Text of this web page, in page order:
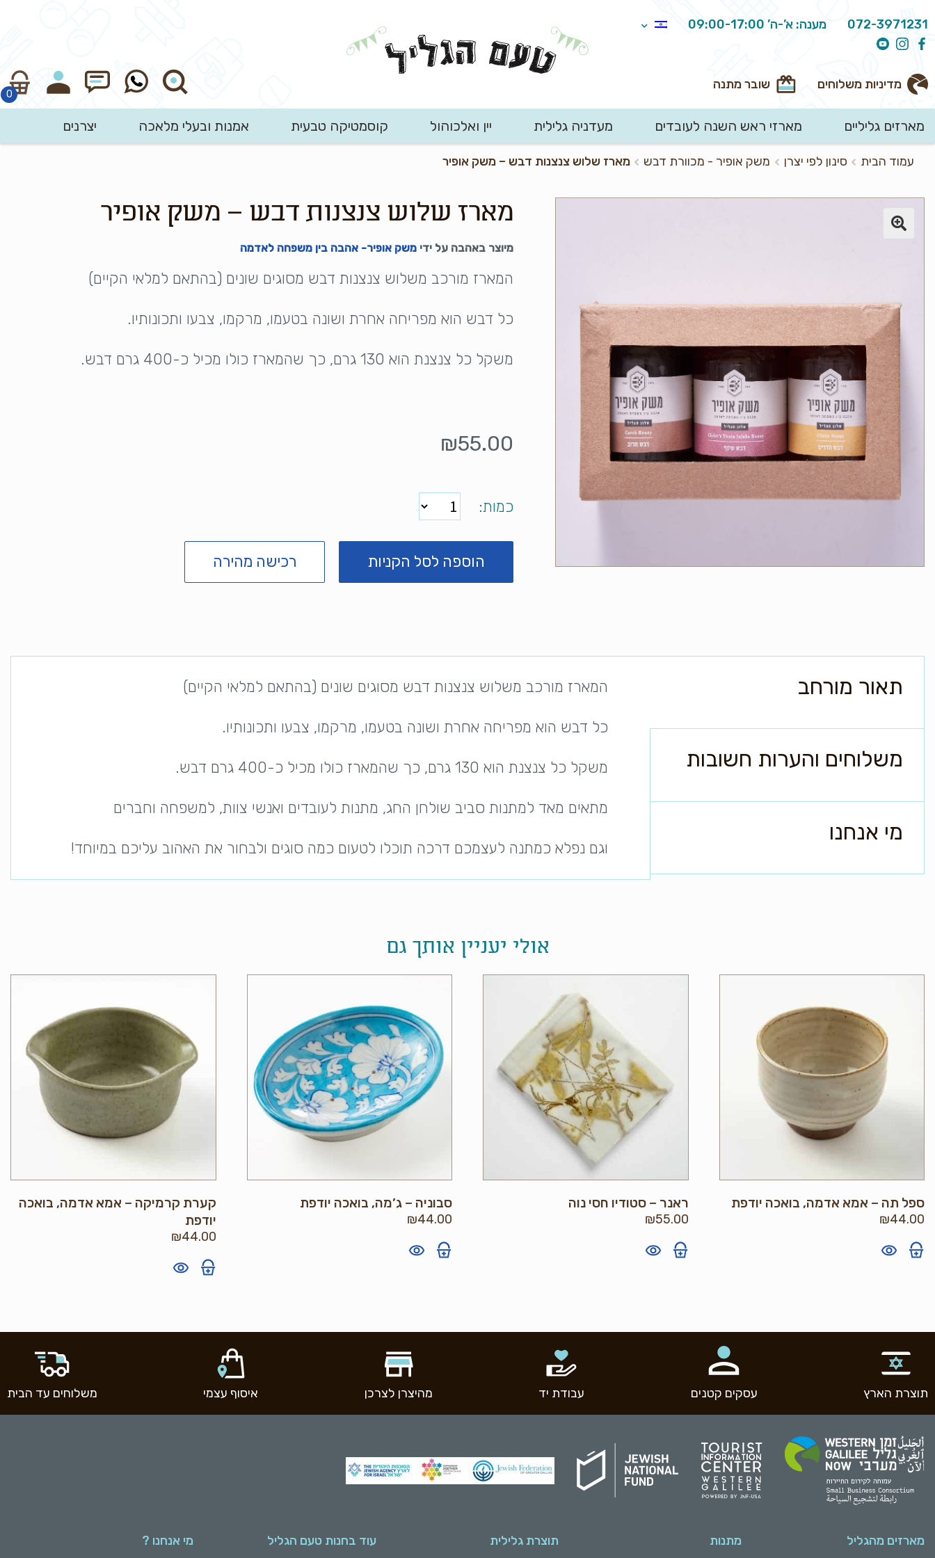
072-3971231 מענה: א’-ה’ 09:00-17:00
מדיניות משלוחים שובר מתנה
מארזים גליליים מארזי ראש השנה לעובדים מעדניה גלילית יין ואלכוהול קוסמטיקה טבעית אמנות ובעלי מלאכה יצרנים
חיפוש
עמוד הבית סינון לפי יצרן משק אופיר - מכוורת דבש מארז שלוש צנצנות דבש – משק אופיר
מארז שלוש צנצנות דבש – משק אופיר
מיוצר באהבה על ידימשק אופיר- אהבה בין משפחה לאדמה
המארז מורכב משלוש צנצנות דבש מסוגים שונים (בהתאם למלאי הקיים)
כל דבש הוא מפריחה אחרת ושונה בטעמו, מרקמו, צבעו ותכונותיו.
משקל כל צנצנת הוא 130 גרם, כך שהמארז כולו מכיל כ-400 גרם דבש.
₪55.00
כמות
הוספה לסל הקניות רכישה מהירה
תאור מורחב
משלוחים והערות חשובות
מי אנחנו
המארז מורכב משלוש צנצנות דבש מסוגים שונים (בהתאם למלאי הקיים)
כל דבש הוא מפריחה אחרת ושונה בטעמו, מרקמו, צבעו ותכונותיו.
משקל כל צנצנת הוא 130 גרם, כך שהמארז כולו מכיל כ-400 גרם דבש.
מתאים מאד למתנות סביב שולחן החג, מתנות לעובדים ואנשי צוות, למשפחה וחברים
וגם נפלא כמתנה לעצמכם דרכה תוכלו לטעום כמה סוגים ולבחור את האהוב עליכם במיוחד!
אולי יעניין אותך גם
ספל תה – אמא אדמה, בואכה יודפת
₪44.00
ראנר – סטודיו חסי נוה
₪55.00
סבוניה – ג’מה, בואכה יודפת
₪44.00
קערת קרמיקה – אמא אדמה, בואכה
יודפת
₪44.00
תוצרת הארץ עסקים קטנים עבודת יד מהיצרן לצרכן איסוף עצמי משלוחים עד הבית
מארזים מהגליל
מתנות
תוצרת גלילית
עוד בחנות טעם הגליל
מי אנחנו ?